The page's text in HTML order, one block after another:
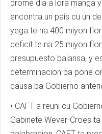
prome dia a lora manga
encontra un pais cu un
yega te na 400 miyon
deficit te na 25 miyon
presupuesto balansa, y
determinacion pa pone
causa pa Gobierno
• CAFT a reuni cu
Gabinete Wever-Croes